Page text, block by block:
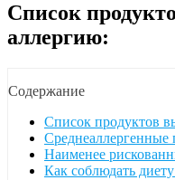
Список
аллергию:
Содержание
Список продуктов
Среднеаллергенные
Наименее
Как соблюдать